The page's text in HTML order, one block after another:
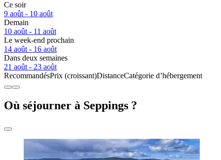
Ce soir
9 août - 10 août
Demain
10 août - 11 août
Le week-end prochain
14 août - 16 août
Dans deux semaines
21 août - 23 août
RecommandésPrix (croissant)DistanceCatégorie d’hébergement
Où séjourner à Seppings ?